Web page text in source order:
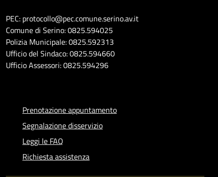
PEC: protocollo@pec.comune.serino.av.it
Comune di Serino: 0825.594025
Polizia Municipale: 0825.592313
Ufficio del Sindaco: 0825.594660
Ufficio Assessori: 0825.594296
Prenotazione appuntamento
Segnalazione disservizio
Leggi le FAQ
Richiesta assistenza